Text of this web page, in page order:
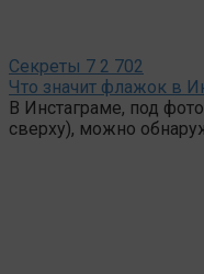
Секреты 7 2 702
Что значит флажок в
В Инстаграме, под
сверху), можно